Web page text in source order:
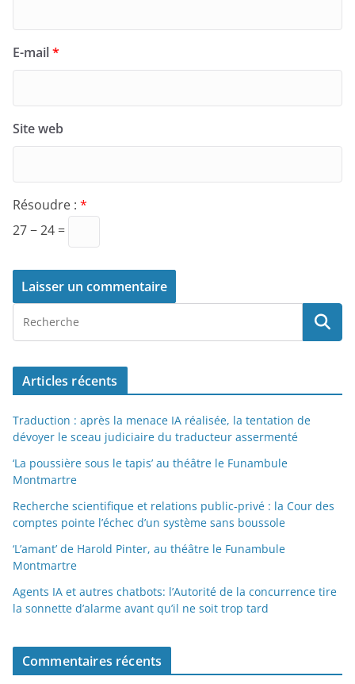
E-mail*
Site web
Résoudre : *
27 − 24 =
Articles récents
Traduction : après la menace IA réalisée, la tentation de
dévoyer le sceau judiciaire du traducteur assermenté
‘La poussière sous le tapis’ au théâtre le Funambule
Montmartre
Recherche scientifique et relations public-privé : la Cour des
comptes pointe l’échec d’un système sans boussole
‘L’amant’ de Harold Pinter, au théâtre le Funambule
Montmartre
Agents IA et autres chatbots: l’Autorité de la concurrence tire
la sonnette d’alarme avant qu’il ne soit trop tard
Commentaires récents